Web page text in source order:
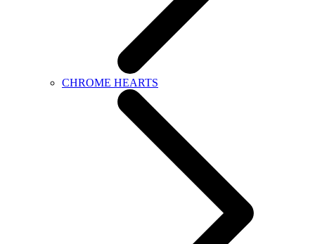
CHROME HEARTS